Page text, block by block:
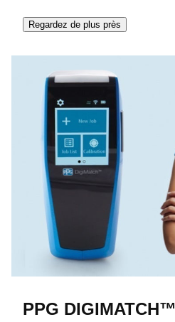
Regardez de plus près
PPG DIGIMATCH™